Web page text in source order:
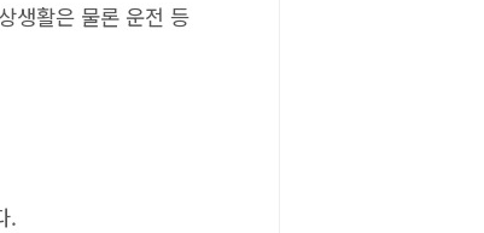
생활은 물론 운전 등
.